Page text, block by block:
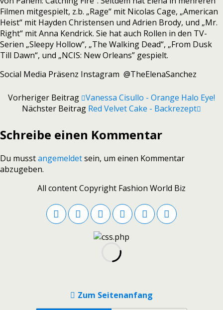
Filmen mitgespielt, z.b. „Rage“ mit Nicolas Cage, „American
Heist“ mit Hayden Christensen und Adrien Brody, und „Mr.
Right“ mit Anna Kendrick. Sie hat auch Rollen in den TV-
Serien „Sleepy Hollow“, „The Walking Dead“, „From Dusk
Till Dawn“, und „NCIS: New Orleans” gespielt.
Social Media Präsenz Instagram @TheElenaSanchez
Vorheriger Beitrag Vanessa Cisullo - Orange Halo Eye!
Nächster Beitrag Red Velvet Cake - Backrezept
Schreibe einen Kommentar
Du musstangemeldetsein, um einen Kommentar
abzugeben.
All content Copyright Fashion World Biz
Zum Seitenanfang